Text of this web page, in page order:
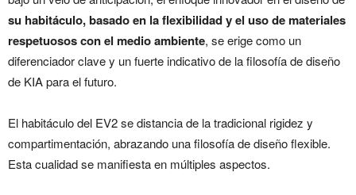
su habitáculo, basado en la flexibilidad y el uso de materiales
respetuosos con el medio ambiente, se erige como un
diferenciador clave y un fuerte indicativo de la filosofía de diseño
de KIA para el futuro.
El habitáculo del EV2 se distancia de la tradicional rigidez y
compartimentación, abrazando una filosofía de diseño flexible.
Esta cualidad se manifiesta en múltiples aspectos.